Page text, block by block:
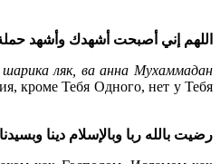
اللهم إني أصبحت أشهدك وأشهد
ляк, ва анна Мухаммадан
кроме Тебя Одного, нет у Тебя
رضيت بالله ربا وبالإسلام دينا